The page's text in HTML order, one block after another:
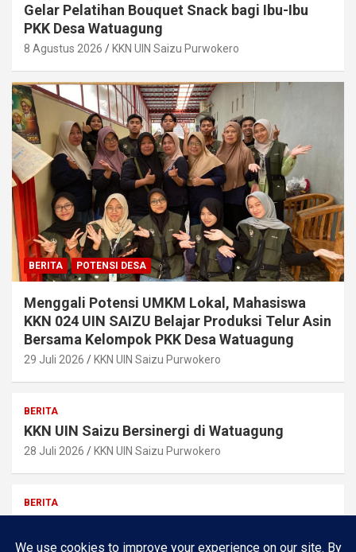
Gelar Pelatihan Bouquet Snack bagi Ibu-Ibu
PKK Desa Watuagung
8 Agustus 2026 KKN UIN Saizu Purwokero
BERITA POTENSI DESA
Menggali Potensi UMKM Lokal, Mahasiswa
KKN 024 UIN SAIZU Belajar Produksi Telur Asin
Bersama Kelompok PKK Desa Watuagung
29 Juli 2026 KKN UIN Saizu Purwokero
BERITA
KKN UIN Saizu Bersinergi di Watuagung
28 Juli 2026 KKN UIN Saizu Purwokero
BERITA
Misrun Terpilih